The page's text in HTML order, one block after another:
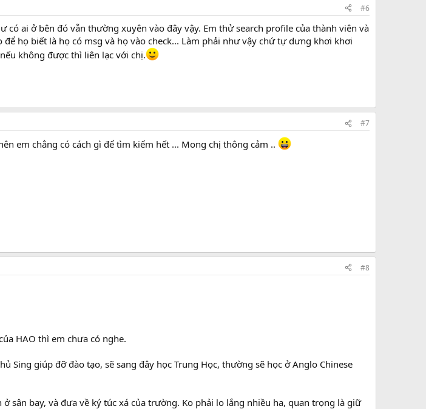
#6
có ai ở bên đó vẫn thường xuyên vào đây vậy. Em thử search profile của thành viên và
họ biết là họ có msg và họ vào check... Làm phải như vậy chứ tự dưng khơi khơi
không được thì liên lạc với chị.
#7
em chẳng có cách gì để tìm kiếm hết ... Mong chị thông cảm ..
#8
HAO thì em chưa có nghe.
Sing giúp đỡ đào tạo, sẽ sang đây học Trung Học, thường sẽ học ở Anglo Chinese
sân bay, và đưa về ký túc xá của trường. Ko phải lo lắng nhiều ha, quan trọng là giữ